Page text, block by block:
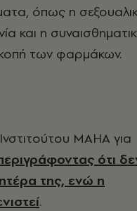
όπως η
και η
των φαρμάκων.
ΜΑΗΑ για
ότι
της, ενώ η
.